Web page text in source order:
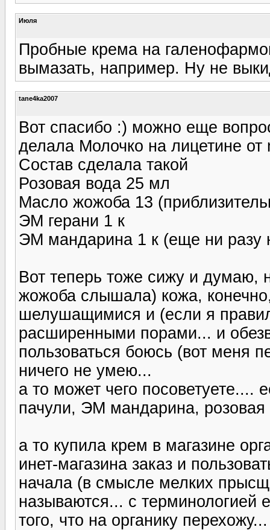
Июля
Пробные крема на
вымазать, например. Ну не
tane4ka2007
Вот спасибо :) можно еще
делала Молочко на лицетине от
Состав сделала такой
Розовая вода 25 мл
Масло жожоба 13
ЭМ герани 1 к
ЭМ мандарина 1 к (еще ни разу
Вот теперь тоже сижу и думаю,
жожоба слышала) кожа,
шелушащимися и (если я
расширенными порами... и
пользоваться боюсь (вот меня
ничего не умею...
а то может чего
пачули, ЭМ мандарина, розовая
а то купила крем в магазине
инет-магазина заказ и
начала (в смысле мелких
называются... с
того, что на органику